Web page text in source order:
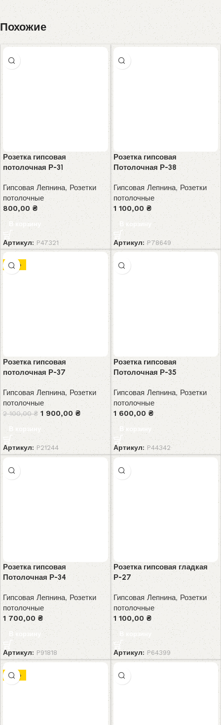
Похожие
Розетка гипсовая
потолочная Р-31
Гипсовая Лепнина,Розетки
потолочные
800,00 ₴
В корзину
Артикул: P47321
Розетка гипсовая
Потолочная Р-38
Гипсовая Лепнина,Розетки
потолочные
1 100,00₴
В корзину
Артикул:P78649
-10%
Розетка гипсовая
потолочная Р-37
Гипсовая Лепнина, Розетки
потолочные
2 100,00₴ 1 900,00 ₴
В корзину
Артикул:P21244
Розетка гипсовая
Потолочная Р-35
Гипсовая Лепнина,Розетки
потолочные
1 600,00 ₴
В корзину
Артикул: P44342
Розетка гипсовая
Потолочная Р-34
Гипсовая Лепнина,Розетки
потолочные
1 700,00 ₴
В корзину
Артикул: P91818
Розетка гипсовая гладкая
Р-27
Гипсовая Лепнина, Розетки
потолочные
1 100,00 ₴
В корзину
Артикул:P64399
-14%